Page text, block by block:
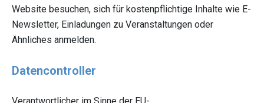
Website besuchen, sich für kostenpflichtige Inhalte wie E-
Newsletter, Einladungen zu Veranstaltungen oder
Ähnliches anmelden.
Datencontroller